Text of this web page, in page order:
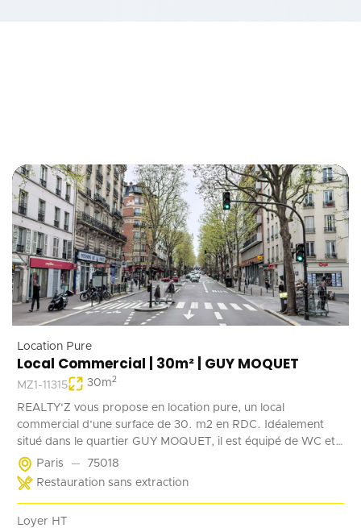
Location Pure
Local Commercial | 30m² | GUY MOQUET
MZ1-11315 30m2
REALTY'Z vous propose en location pure, un local
commercial d'une surface de 30. m2 en RDC. Idéalement
situé dans le quartier GUY MOQUET, il est équipé de WC et
d'un point d'eau. Il convient parfaitement à une activité de
coffee shop, barber, alimentation ...
Paris
75018
Restauration sans extraction
Loyer HT